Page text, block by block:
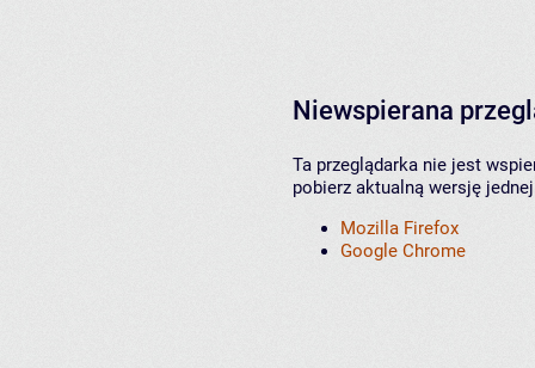
Niewspierana
Ta przeglądarka nie jest
pobierz aktualną wersję
Mozilla Firefox
Google Chrome